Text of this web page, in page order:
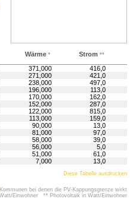
Wärme * Strom **
371,000
416,0
271,000
421,0
238,000
497,0
196,000
113,0
170,000
162,0
152,000
287,0
122,000
815,0
113,000
159,0
90,000
13,0
81,000
97,0
58,000
39,0
56,000
5,0
51,000
61,0
7,000 13,0
Diese Tabelle ausdrucken
Kommunen bei denen die PV-Kappungsgrenze wirkt
Einwohner ** Photovoltaik in Watt/Einwohner